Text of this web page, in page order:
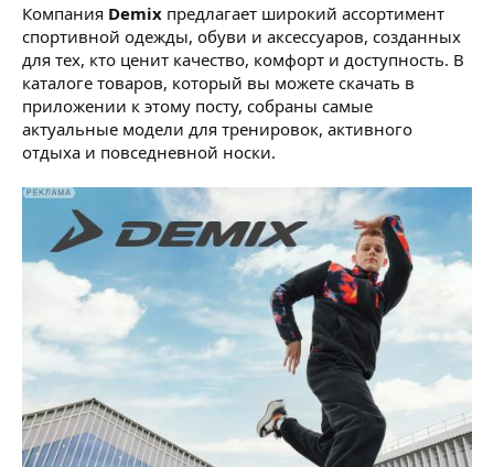
Компания Demix предлагает широкий ассортимент
спортивной одежды, обуви и аксессуаров, созданных
для тех, кто ценит качество, комфорт и доступность. В
каталоге товаров, который вы можете скачать в
приложении к этому посту, собраны самые
актуальные модели для тренировок, активного
отдыха и повседневной носки.